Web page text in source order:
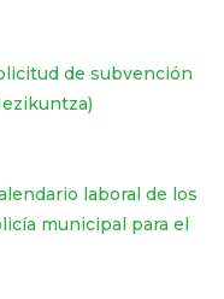
de subvención
laboral de los
municipal para el